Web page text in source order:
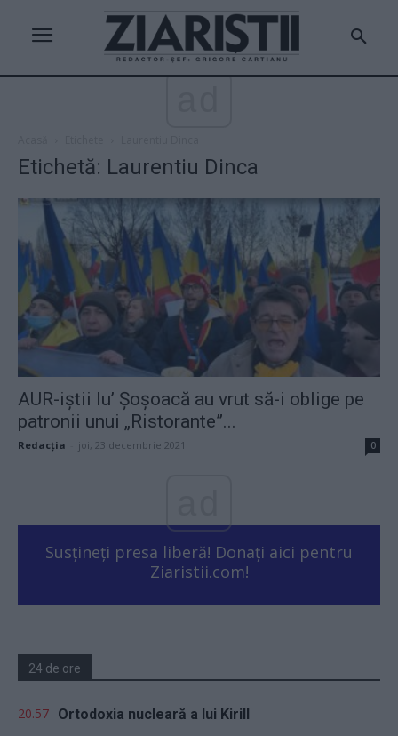
Etichetă: Laurentiu Dinca
AUR-iștii lu’ Șoșoacă au vrut să-i oblige pe
patronii unui „Ristorante”...
Redacţia joi, 23 decembrie 2021 0
Susțineți presa liberă! Donați aici pentru
Ziaristii.com!
24 de ore
20.57 Ortodoxia nucleară a lui Kirill